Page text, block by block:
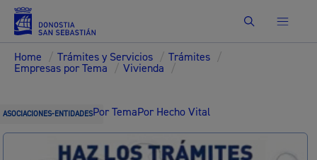
Buscar
Home / Trámites y Servicios / Trámites /
Empresas por Tema / Vivienda /
ASOCIACIONES-ENTIDADESPor TemaPor Hecho Vital